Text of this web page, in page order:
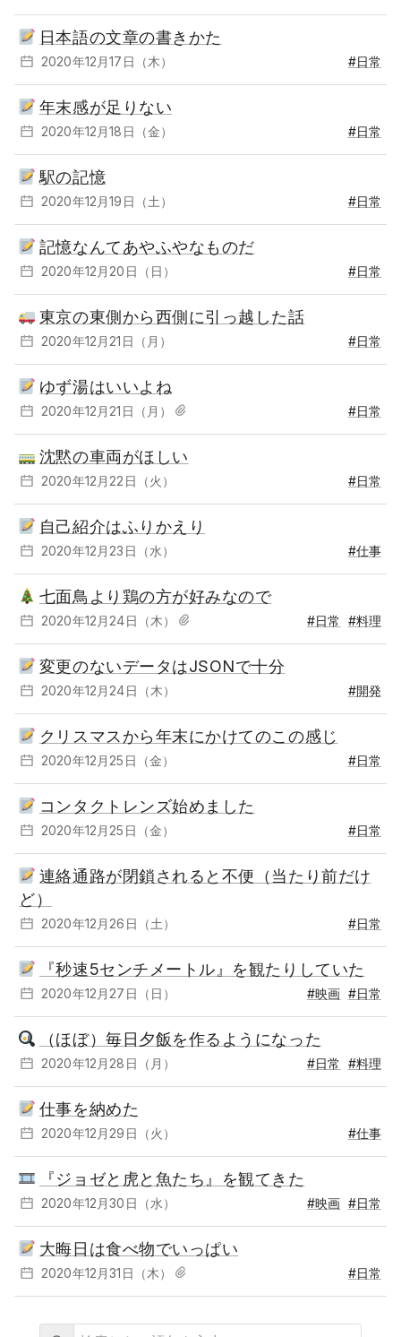
日本語の文章の書きかた
2020年12月17日（木） #日常
年末感が足りない
2020年12月18日（金） #日常
駅の記憶
2020年12月19日（土） #日常
記憶なんてあやふやなものだ
2020年12月20日（日） #日常
東京の東側から西側に引っ越した話
2020年12月21日（月） #日常
ゆず湯はいいよね
2020年12月21日（月） #日常
沈黙の車両がほしい
2020年12月22日（火） #日常
自己紹介はふりかえり
2020年12月23日（水） #仕事
七面鳥より鶏の方が好みなので
2020年12月24日（木） #日常 #料理
変更のないデータはJSONで十分
2020年12月24日（木） #開発
クリスマスから年末にかけてのこの感じ
2020年12月25日（金） #日常
コンタクトレンズ始めました
2020年12月25日（金） #日常
連絡通路が閉鎖されると不便（当たり前だけ
ど）
2020年12月26日（土） #日常
『秒速5センチメートル』を観たりしていた
2020年12月27日（日） #映画 #日常
（ほぼ）毎日夕飯を作るようになった
2020年12月28日（月） #日常 #料理
仕事を納めた
2020年12月29日（火） #仕事
『ジョゼと虎と魚たち』を観てきた
2020年12月30日（水） #映画 #日常
大晦日は食べ物でいっぱい
2020年12月31日（木） #日常